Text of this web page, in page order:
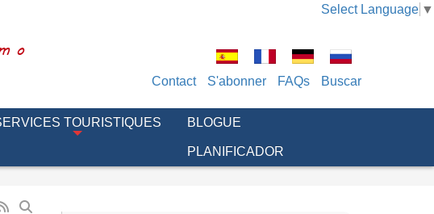
Select Language ▼
Contact S'abonner FAQs Buscar
TOURISTIQUES BLOGUE
PLANIFICADOR